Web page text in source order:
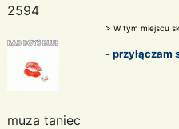
2594
muza taniec
> W tym miejscu
- przyłączam